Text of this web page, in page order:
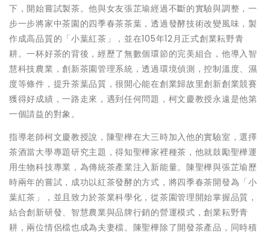
下，開始嘗試製茶。他與女友張芷瑜經過不斷的實驗與調整，一
步一步將家中茶園的四季春茶茶葉，透過發酵技術改變風味，製
作成高品質的「小葉紅茶」，並在105年12月正式創業耘野青
耕。一杯好茶的背後，經歷了無數個環節的完美組合，他導入智
慧科技農業，創新茶園管理系統，透過環境偵測，控制溫度、濕
度等條件，提升茶葉品質，很開心能在創業歸故里創新創業競賽
獲得好成績，一路走來，遇到任何問題，柯文慶教授永遠是他第
一個請益的對象。
指導老師柯文慶教授說，陳聖樺在大三時加入他的實驗室，選擇
茶酒當大學專題研究主題，得知聖樺家裡種茶，他就鼓勵聖樺運
用生物科技專業，為傳統茶產業注入新能量。陳聖樺與張芷瑜歷
時兩年的嘗試，成功以紅茶發酵的方式，將四季春茶開發為「小
葉紅茶」，並且致力於茶業科學化，從茶園管理開始掌握品質，
結合創新研發、智慧農業與品牌行銷的營運模式，創業耘野青
耕，兩位情侶檔也成為夫妻檔。陳聖樺除了開發茶產品，同時積